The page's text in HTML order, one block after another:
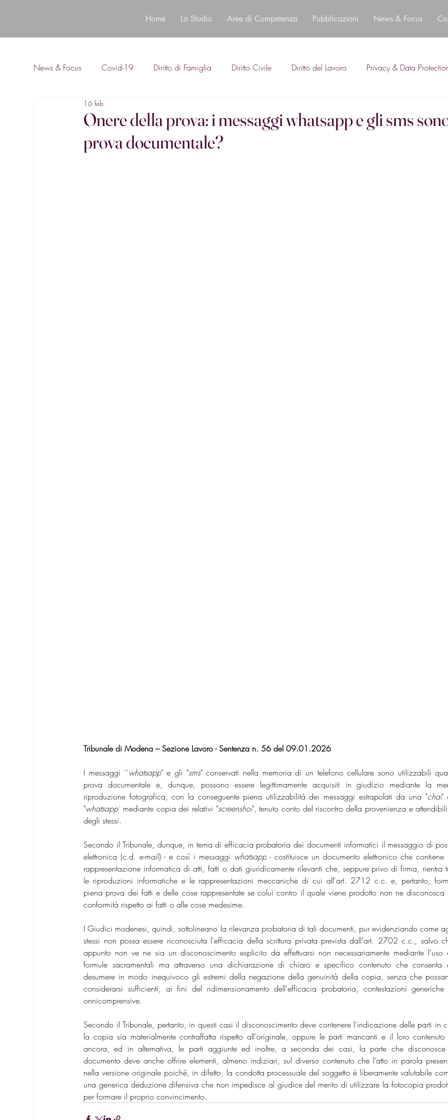
Home Lo Studio Aree di Competenza Pubblicazioni News & Focus
News & Focus Covid-19 Diritto di Famiglia Diritto Civile Diritto del Lavoro Privacy & Data
Diritto Bancario
Onere della prova: i messaggi whatsapp e gli sms
prova documentale?
16 feb
Tribunale di Modena – Sezione Lavoro - Sentenza n. 56 del 09.01.2026
I messaggi ''whatsapp" e gli "sms" conservati nella memoria di un telefono cellulare sono utilizzabili
prova documentale e, dunque, possono essere legittimamente acquisiti in giudizio mediante la
riproduzione fotografica, con la conseguente piena utilizzabilità dei messaggi estrapolati da una "chat"
"whatsapp" mediante copia dei relativi "screenshot", tenuto conto del riscontro della provenienza e
degli stessi.
Secondo il Tribunale, dunque, in tema di efficacia probatoria dei documenti informatici il messaggio di
elettronica (c.d. e-mail) - e così i messaggi whatsapp - costituisce un documento elettronico che contiene
rappresentazione informatica di atti, fatti o dati giuridicamente rilevanti che, seppure privo di firma, rientra
le riproduzioni informatiche e le rappresentazioni meccaniche di cui all'art. 2712 c.c. e, pertanto,
piena prova dei fatti e delle cose rappresentate se colui contro il quale viene prodotto non ne disconosca
conformità rispetto ai fatti o alle cose medesime.
I Giudici modenesi, quindi, sottolineano la rilevanza probatoria di tali documenti, pur evidenziando come
stessi non possa essere riconosciuta l'efficacia della scrittura privata prevista dall'art. 2702 c.c., salvo
appunto non ve ne sia un disconoscimento esplicito da effettuarsi non necessariamente mediante l'uso
formule sacramentali ma attraverso una dichiarazione di chiaro e specifico contenuto che consenta
desumere in modo inequivoco gli estremi della negazione della genuinità della copia, senza che
considerarsi sufficienti, ai fini del ridimensionamento dell'efficacia probatoria, contestazioni
onnicomprensive.
Secondo il Tribunale, pertanto, in questi casi il disconoscimento deve contenere l'indicazione delle parti in
la copia sia materialmente contraffatta rispetto all'originale, oppure le parti mancanti e il loro
ancora, ed in alternativa, le parti aggiunte ed inoltre, a seconda dei casi, la parte che
documento deve anche offrire elementi, almeno indiziari, sul diverso contenuto che l’atto in parola
nella versione originale poiché, in difetto, la condotta processuale del soggetto è liberamente valutabile
una generica deduzione difensiva che non impedisce al giudice del merito di utilizzare la fotocopia
per formare il proprio convincimento.